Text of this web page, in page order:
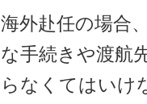
海外赴任の場合
な手続きや渡航
らなくてはいけ